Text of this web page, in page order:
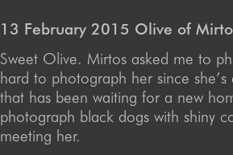
13 February 2015 Olive of
Sweet Olive. Mirtos asked me to
hard to photograph her since
that has been waiting for a new
photograph black dogs with shiny
meeting her.